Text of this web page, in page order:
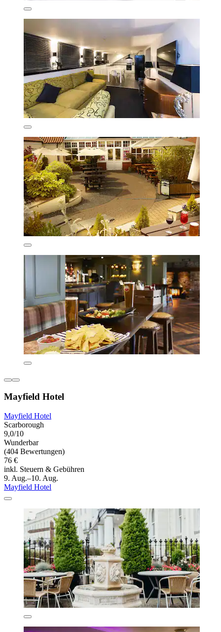
Mayfield Hotel
Mayfield Hotel
Scarborough
9,0/10
Wunderbar
(404 Bewertungen)
76 €
inkl. Steuern & Gebühren
9. Aug.–10. Aug.
Mayfield Hotel